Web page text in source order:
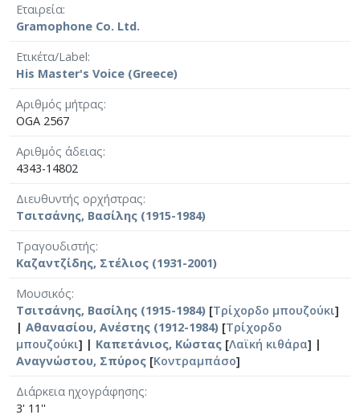
Εταιρεία
Gramophone Co. Ltd.
Ετικέτα/Label
His Master's Voice (Greece)
Αριθμός μήτρας
OGA 2567
Αριθμός άδειας
4343-14802
Διευθυντής ορχήστρας
Τσιτσάνης, Βασίλης (1915-1984)
Τραγουδιστής
Καζαντζίδης, Στέλιος (1931-2001)
Μουσικός
Τσιτσάνης, Βασίλης (1915-1984) [Τρίχορδο μπουζούκι]
| Αθανασίου, Ανέστης (1912-1984) [Τρίχορδο
μπουζούκι] | Καπετάνιος, Κώστας [Λαϊκή κιθάρα] |
Αναγνώστου, Σπύρος [Κοντραμπάσο]
Διάρκεια ηχογράφησης
3' 11''